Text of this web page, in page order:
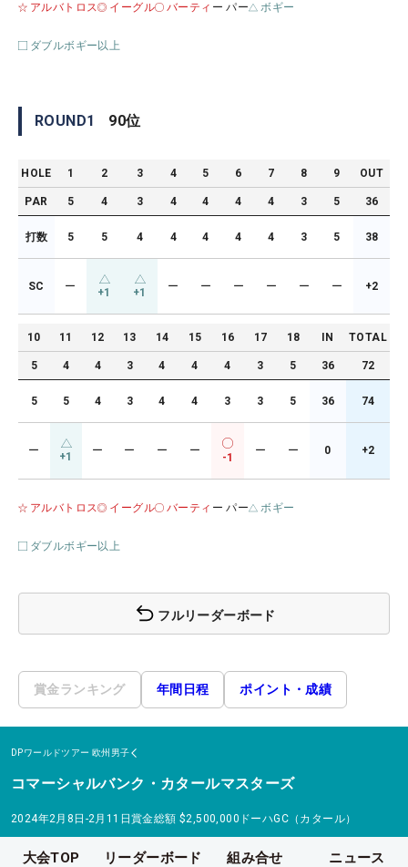
アルバトロス イーグル バーティ ー パー ボギー
ダブルボギー以上
ROUND1 90位
HOLE 1 2 3 4 5 6 7 8 9 OUT
PAR 5 4 3 4 4 4 4 3 5 36
打数 5 5 4 4 4 4 4 3 5 38
SC ー +1 +1 ー ー ー ー ー ー +2
10 11 12 13 14 15 16 17 18 IN TOTAL
5 4 4 3 4 4 4 3 5 36 72
5 5 4 3 4 4 3 3 5 36 74
ー +1 ー ー ー ー
-1
ー ー 0 +2
アルバトロス イーグル バーティ ー パー ボギー
ダブルボギー以上
フルリーダーボード
賞金ランキング 年間日程 ポイント・成績
DPワールドツアー 欧州男子
コマーシャルバンク・カタールマスターズ
2024年2月8日-2月11日賞金総額 $2,500,000 ドーハGC（カタール）
大会TOP リーダーボード 組み合せ ニュース